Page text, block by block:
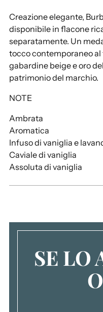
l
c
a
r
r
e
l
o
.
.
.
Creazione elegante,
disponibile in flacone
separatamente. Un
tocco contemporaneo
gabardine beige e oro
patrimonio del marchio.
NOTE
Ambrata
Aromatica
Infuso di vaniglia e
Caviale di vaniglia
Assoluta di vaniglia
SE LO